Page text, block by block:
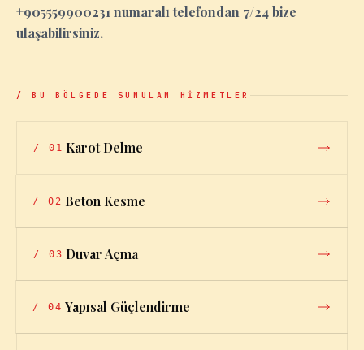
+905559900231 numaralı telefondan 7/24 bize
ulaşabilirsiniz.
/ BU BÖLGEDE SUNULAN HİZMETLER
/ 01 Karot Delme
/ 02 Beton Kesme
/ 03 Duvar Açma
/ 04 Yapısal Güçlendirme